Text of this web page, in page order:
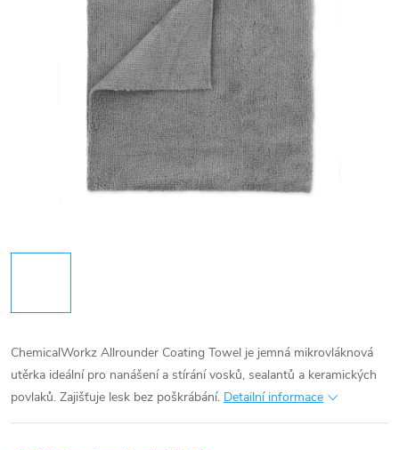
ChemicalWorkz Allrounder Coating Towel je jemná mikrovláknová
utěrka ideální pro nanášení a stírání vosků, sealantů a keramických
povlaků. Zajišťuje lesk bez poškrábání. Detailní informace